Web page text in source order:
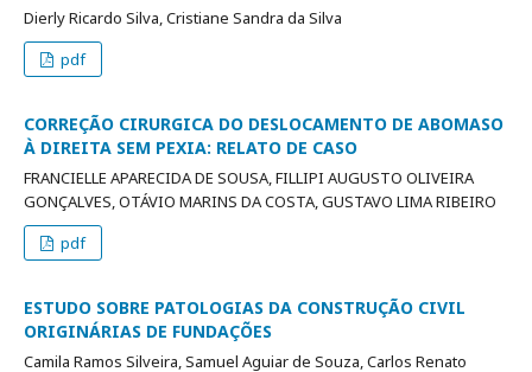
Dierly Ricardo Silva, Cristiane Sandra da Silva
pdf
CORREÇÃO CIRURGICA DO DESLOCAMENTO DE ABOMASO
À DIREITA SEM PEXIA: RELATO DE CASO
FRANCIELLE APARECIDA DE SOUSA, FILLIPI AUGUSTO OLIVEIRA
GONÇALVES, OTÁVIO MARINS DA COSTA, GUSTAVO LIMA RIBEIRO
pdf
ESTUDO SOBRE PATOLOGIAS DA CONSTRUÇÃO CIVIL
ORIGINÁRIAS DE FUNDAÇÕES
Camila Ramos Silveira, Samuel Aguiar de Souza, Carlos Renato